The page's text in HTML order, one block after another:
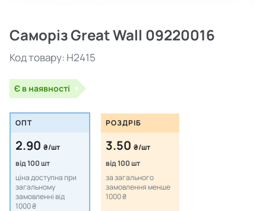
Саморіз Great Wall 09220016
Код товару: H2415
Є в наявності
ОПТ
2.90 ₴/шт
від 100 шт
ціна доступна при
загальному
замовленні від
1000 ₴
РОЗДРІБ
3.50 ₴/шт
від 100 шт
за загального
замовлення менше
1000 ₴